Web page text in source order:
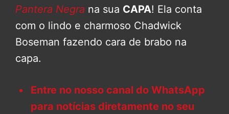
Pantera Negra na sua CAPA! Ela conta
com o lindo e charmoso Chadwick
Boseman fazendo cara de brabo na
capa.
Entre no nosso canal do WhatsApp
para notícias diretamente no seu